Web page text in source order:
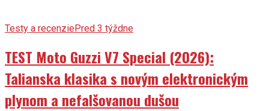
Testy a recenziePred 3 týždne
TEST Moto Guzzi V7 Special (2026):
Talianska klasika s novým elektronickým
plynom a nefalšovanou dušou